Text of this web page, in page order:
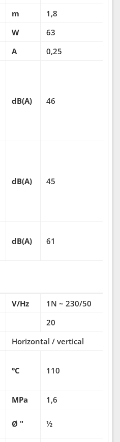
m
1,8
W
63
A
0,25
dB(A) 46
dB(A) 45
dB(A) 61
V/Hz
1N ~ 230/50
20
Horizontal / vertical
°C 110
MPa
1,6
Ø " ½